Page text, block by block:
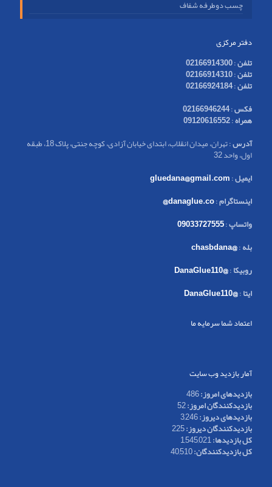
چسب دوطرفه شفاف
دفتر مرکزی
تلفن:
02166914300
تلفن:
02166914310
تلفن:
02166924184
فکس:
02166946244
همراه:
09120616552
آدرس
: تهران، میدان انقلاب، ابتدای خیابان آزادی، کوچه جنتی، پلاک 18، طبقه
اول، واحد 32
ایمیل:
gluedana@gmail.com
اینستاگرام:
danaglue.co@
واتساپ:
09033727555
بله:
@chasbdana
روبیکا:
@DanaGlue110
ایتا:
@DanaGlue110
اعتماد شما سرمایه ما
آمار بازدید وب سایت
بازدیدهای امروز:486
بازدیدکنندگان امروز:52
بازدیدهای دیروز:3,246
بازدیدکنندگان دیروز:225
کل بازدیدها:1,545,021
کل بازدیدکنند‌گان:40,510